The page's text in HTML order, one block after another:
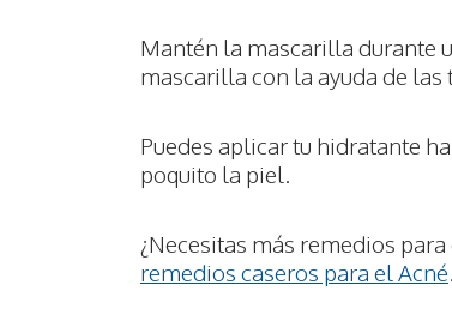
Mantén la mascarilla durante
mascarilla con la ayuda de
Puedes aplicar tu hidratante
poquito la piel.
¿Necesitas más remedios
remedios caseros para el Acné.